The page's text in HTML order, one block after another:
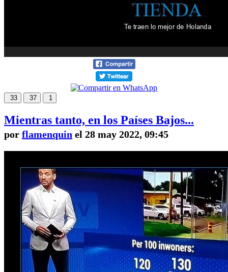
33 37 1
Mientras tanto, en los Países Bajos...
por flamenquin el 28 may 2022, 09:45